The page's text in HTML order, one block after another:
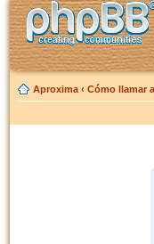
Aproxima ‹ Cómo llamar